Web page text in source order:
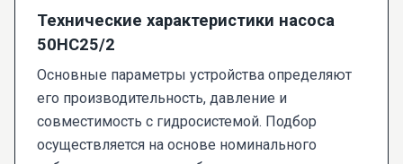
Технические характеристики насоса
50НС25/2
Основные параметры устройства определяют
его производительность, давление и
совместимость с гидросистемой. Подбор
осуществляется на основе номинального